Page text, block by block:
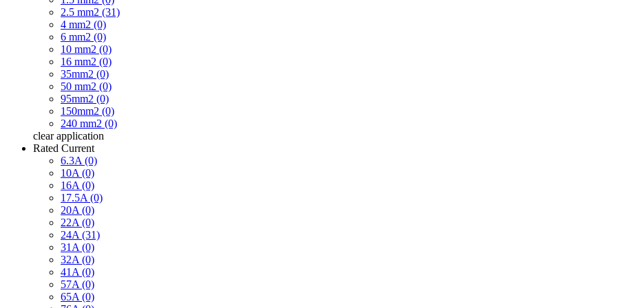
2.5 mm2 (31)
4 mm2 (0)
6 mm2 (0)
10 mm2 (0)
16 mm2 (0)
35mm2 (0)
50 mm2 (0)
95mm2 (0)
150mm2 (0)
240 mm2 (0)
clear application
Rated Current
6.3A (0)
10A (0)
16A (0)
17.5A (0)
20A (0)
22A (0)
24A (31)
31A (0)
32A (0)
41A (0)
57A (0)
65A (0)